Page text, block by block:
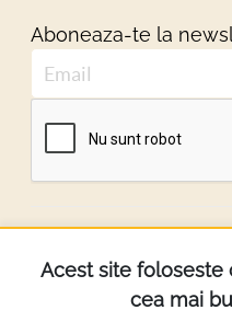
Aboneaza-te la
DESPRE NOI
INFORMATII
Acest site foloseste
cea mai